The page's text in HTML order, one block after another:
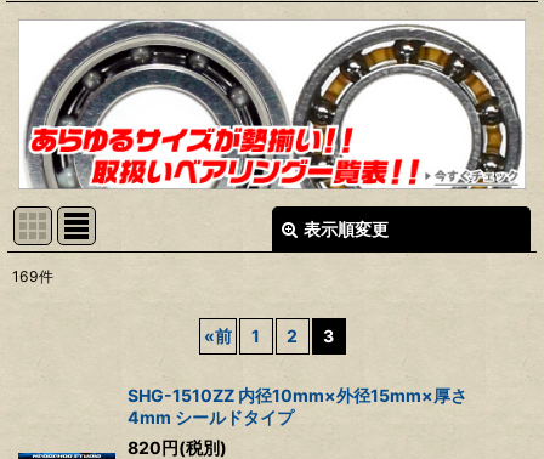
表示順変更
絞り込む
169件
«前 1 2 3
SHG-1510ZZ 内径10mm×外径15mm×厚さ
4mm シールドタイプ
820円(税別)